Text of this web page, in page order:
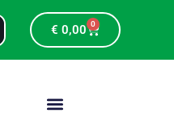
€ 0,00 0